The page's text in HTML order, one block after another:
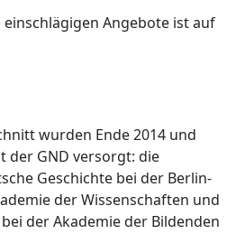
Angebote ist auf
wurden Ende 2014 und
der GND versorgt: die
Geschichte bei der Berlin-
der Wissenschaften und
der Akademie der Bildenden